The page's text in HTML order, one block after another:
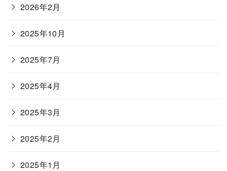
2026年2月
2025年10月
2025年7月
2025年4月
2025年3月
2025年2月
2025年1月